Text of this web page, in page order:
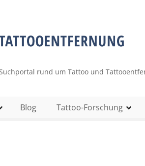
rund um Tattoo und
Blog Tattoo-Forschung